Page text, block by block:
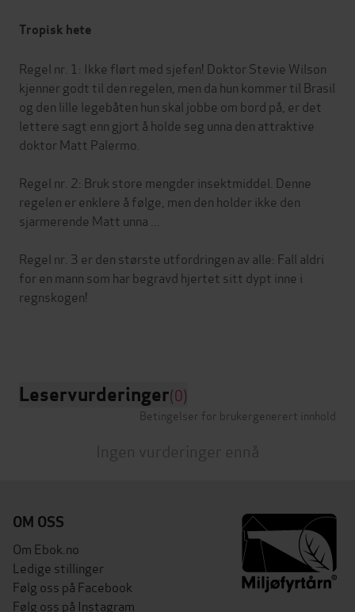
Tropisk hete
Regel nr. 1: Ikke flørt med sjefen! Doktor Stevie Wilson
kjenner godt til den regelen, men da hun kommer til Brasil
og den lille legebåten hun skal jobbe om bord på, er det
lettere sagt enn gjort å holde seg unna den attraktive
doktor Matt Palermo.
Regel nr. 2: Bruk store mengder insektmiddel. Denne
regelen er enklere å følge, men den holder ikke den
sjarmerende Matt unna ...
Regel nr. 3 er den største utfordringen av alle: Fall aldri
for en mann som har begravd hjertet sitt dypt inne i
regnskogen!
Leservurderinger(0)
Betingelser for brukergenerert innhold
Ingen vurderinger ennå
OM OSS
Om Ebok.no
Ledige stillinger
Følg oss på Facebook
Følg oss på Instagram